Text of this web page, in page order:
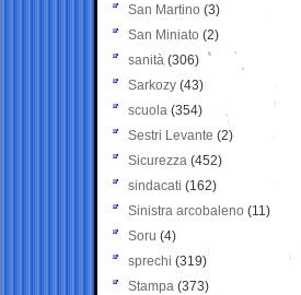
San Martino (3)
San Miniato (2)
sanità (306)
Sarkozy (43)
scuola (354)
Sestri Levante (2)
Sicurezza (452)
sindacati (162)
Sinistra arcobaleno (11)
Soru (4)
sprechi (319)
Stampa (373)